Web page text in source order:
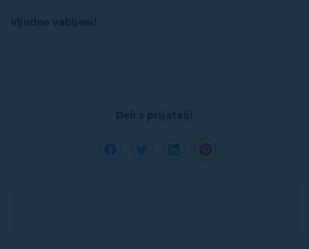
Vljudno vabljeni!
Deli s prijatelji